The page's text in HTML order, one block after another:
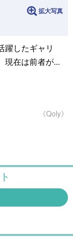
拡大写真
躍したギャリ
現在は前者が...
《Qoly》